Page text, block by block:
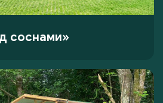
соснами»